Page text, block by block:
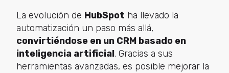
La evolución de HubSpot ha llevado la
automatización un paso más allá,
convirtiéndose en un CRM basado en
inteligencia artificial. Gracias a sus
herramientas avanzadas, es posible mejorar la